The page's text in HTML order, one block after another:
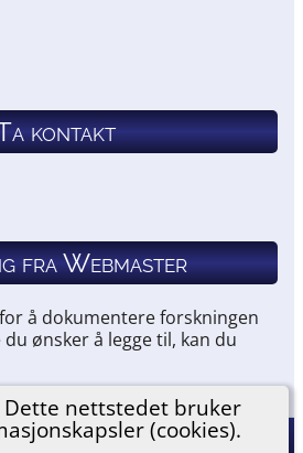
Dette nettstedet bruker
(cookies).
kontakt
fra Webmaster
å dokumentere forskningen
ønsker å legge til, kan du
2026